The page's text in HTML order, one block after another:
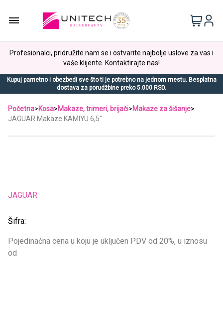
Profesionalci, pridružite nam se i ostvarite najbolje uslove za vas i
vaše klijente. Kontaktirajte nas!
Kupuj pametno i obezbedi sve što ti je potrebno na jednom mestu. Besplatna
dostava za porudžbine preko 5.000 RSD.
Početna>Kosa>Makaze, trimeri, brijači>Makaze za šišanje>
JAGUAR Makaze KAMIYU 6,5"
JAGUAR
Šifra:
Pojedinačna cena u koju je uključen PDV od 20%, u iznosu
od